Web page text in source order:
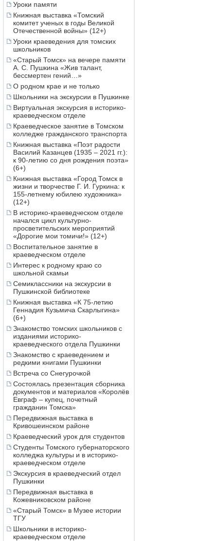
Уроки памяти
Книжная выставка «Томский
комитет ученых в годы Великой
Отечественной войны» (12+)
Уроки краеведения для томских
школьников
«Старый Томск» на вечере памяти
А. С. Пушкина «Жив талант,
бессмертен гений…»
О родном крае и не только
Школьники на экскурсии в Пушкинке
Виртуальная экскурсия в историко-
краеведческом отделе
Краеведческое занятие в Томском
колледже гражданского транспорта
Книжная выставка «Поэт радости
Василий Казанцев (1935 – 2021 гг.):
к 90-летию со дня рождения поэта»
(6+)
Книжная выставка «Город Томск в
жизни и творчестве Г. И. Гуркина: к
155-летнему юбилею художника»
(12+)
В историко-краеведческом отделе
начался цикл культурно-
просветительских мероприятий
«Дорогие мои томичи!» (12+)
Воспитательное занятие в
краеведческом отделе
Интерес к родному краю со
школьной скамьи
Семиклассники на экскурсии в
Пушкинской библиотеке
Книжная выставка «К 75-летию
Геннадия Кузьмича Скарлыгина»
(6+)
Знакомство томских школьников с
изданиями историко-
краеведческого отдела Пушкинки
Знакомство с краеведением и
редкими книгами Пушкинки
Встреча со Снегурочкой
Состоялась презентация сборника
документов и материалов «Королёв
Евграф – купец, почетный
гражданин Томска»
Передвижная выставка в
Кривошеинском районе
Краеведческий урок для студентов
Студенты Томского губернаторского
колледжа культуры и в историко-
краеведческом отделе
Экскурсия в краеведческий отдел
Пушкинки
Передвижная выставка в
Кожевниковском районе
«Старый Томск» в Музее истории
ТГУ
Школьники в историко-
краеведческом отделе